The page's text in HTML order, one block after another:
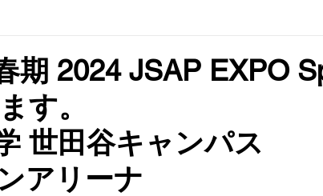
期 2024 JSAP EXPO
出展しま
学 世田谷キャ
メインアリ